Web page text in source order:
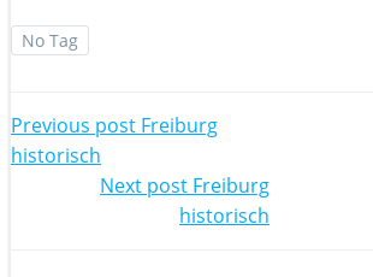
No Tag
Post
navigation
Previous post Freiburg
historisch
PostNext post Freiburg
historisch